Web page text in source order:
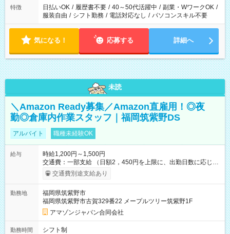
特徴 日払いOK / 履歴書不要 / 40～50代活躍中 / 副業・WワークOK /
服装自由 / シフト勤務 / 電話対応なし / パソコンスキル不要
気になる！ 応募する 詳細へ
未読
＼Amazon Ready募集／Amazon直雇用！◎夜
勤◎倉庫内作業スタッフ｜福岡筑紫野DS
アルバイト 職種未経験OK
給与
時給1,200円～1,500円
交通費：一部支給 （日額2，450円を上限に、出勤日数に応じて
実費支給） ※22:00～翌5:00までは時給25%UP！ ■給与前払い
制度あり ※前払い額の上限あり、手数料無料（Amazon負担）
交通費別途支給あり
勤務地
福岡県筑紫野市
福岡県筑紫野市古賀329番22 メープルツリー筑紫野1F
アマゾンジャパン合同会社
勤務時間
シフト制